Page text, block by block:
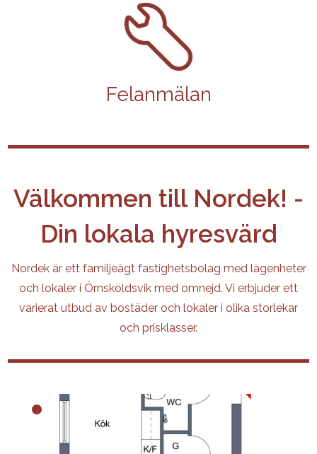
Felanmälan
Välkommen till Nordek! -
Din lokala hyresvärd
Nordek är ett familjeägt fastighetsbolag med lägenheter
och lokaler i Örnsköldsvik med omnejd. Vi erbjuder ett
varierat utbud av bostäder och lokaler i olika storlekar
och prisklasser.